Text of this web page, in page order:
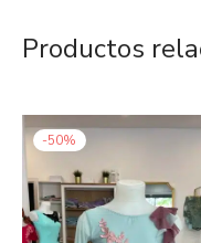
Productos
-50%